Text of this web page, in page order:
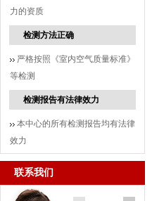
力的资质
检测方法正确
严格按照《室内空气质量标准》
等检测
检测报告有法律效力
本中心的所有检测报告均有法律
效力
联系我们